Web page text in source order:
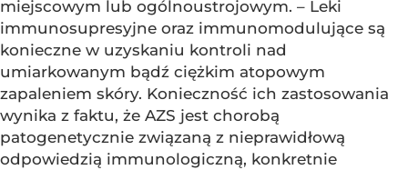
miejscowym lub ogólnoustrojowym. – Leki
immunosupresyjne oraz immunomodulujące są
konieczne w uzyskaniu kontroli nad
umiarkowanym bądź ciężkim atopowym
zapaleniem skóry. Konieczność ich zastosowania
wynika z faktu, że AZS jest chorobą
patogenetycznie związaną z nieprawidłową
odpowiedzią immunologiczną, konkretnie